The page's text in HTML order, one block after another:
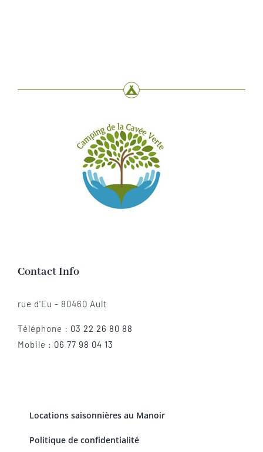
Contact Info
rue d'Eu - 80460 Ault
Téléphone : 03 22 26 80 88
Mobile : 06 77 98 04 13
Locations saisonnières au Manoir
Politique de confidentialité